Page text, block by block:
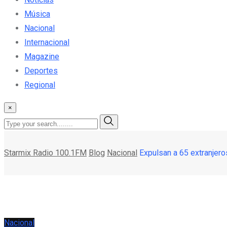
Música
Nacional
Internacional
Magazine
Deportes
Regional
×
Starmix Radio 100.1FM Blog Nacional Expulsan a 65
Nacional